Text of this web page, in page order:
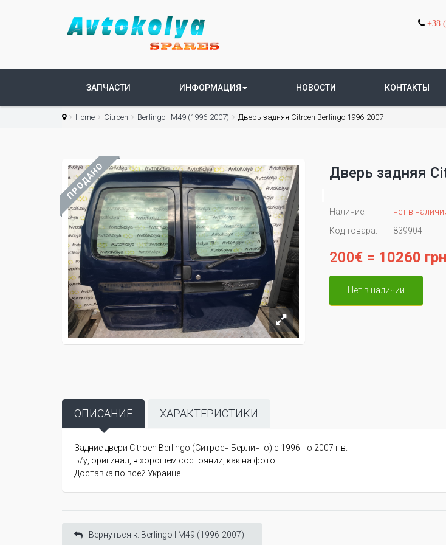
+38
ЗАПЧАСТИ ИНФОРМАЦИЯ НОВОСТИ КОНТАКТЫ
Home Citroen Berlingo I М49 (1996-2007) Дверь задняя Citroen Berlingo 1996-2007
ПРОДАНО Дверь задняя
Наличие:
нет в
Код товара:
839904
200€ = 10260 грн
Нет в наличии
ОПИСАНИЕ ХАРАКТЕРИСТИКИ
Задние двери Citroen Berlingo (Ситроен Берлинго) с 1996 по 2007 г.в.
Б/у, оригинал, в хорошем состоянии, как на фото.
Доставка по всей Украине.
Вернуться к: Berlingo I М49 (1996-2007)